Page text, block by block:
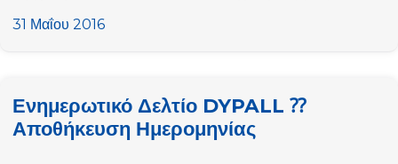
31 Μαΐου 2016
Ενημερωτικό Δελτίο DYPALL ⁇
Αποθήκευση Ημερομηνίας